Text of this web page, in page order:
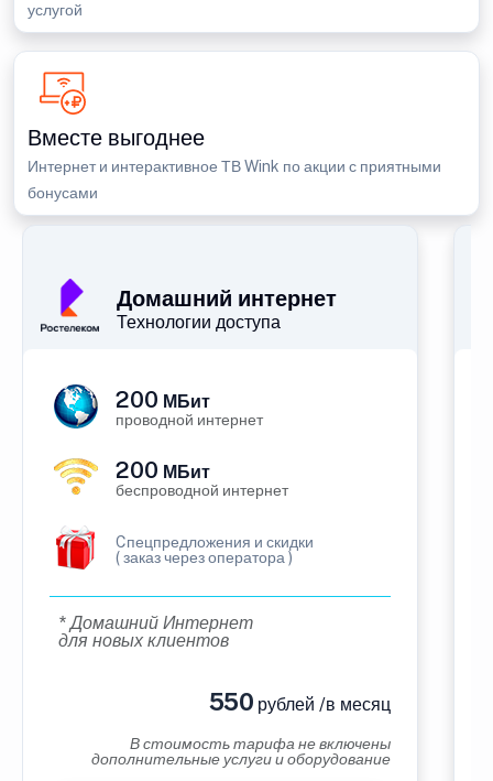
услугой
Вместе выгоднее
Интернет и интерактивное ТВ Wink по акции с приятными
бонусами
Домашний интернет
Технологии доступа
200 МБит
проводной интернет
200 МБит
беспроводной интернет
Cпецпредложения и скидки
( заказ через оператора )
* Домашний Интернет
для новых клиентов
550 рублей /в месяц
В стоимость тарифа не включены
дополнительные услуги и оборудование